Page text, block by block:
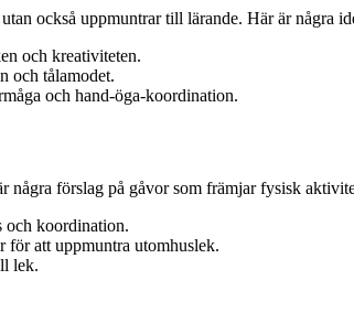
också uppmuntrar till lärande. Här är några
och kreativiteten.
och tålamodet.
och hand-öga-koordination.
några förslag på gåvor som främjar fysisk
och koordination.
för att uppmuntra utomhuslek.
lek.